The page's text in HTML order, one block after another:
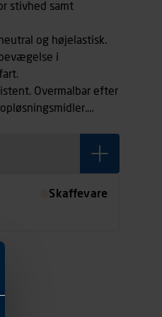
stivhed samt
og højelastisk.
i
Overmalbar efter
Skaffevare